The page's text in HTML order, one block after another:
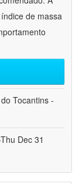
de massa
Tocantins -
Dec 31